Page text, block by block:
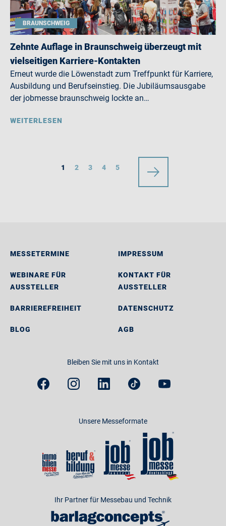
BRAUNSCHWEIG
Zehnte Auflage in Braunschweig überzeugt mit
vielseitigen Karriere-Kontakten
Erneut wurde die Löwenstadt zum Treffpunkt für Karriere,
Ausbildung und Berufseinstieg. Die Jubiläumsausgabe
der jobmesse braunschweig lockte an…
WEITERLESEN
1 2 3 4 5
MESSETERMINE
WEBINARE FÜR
AUSSTELLER
BARRIEREFREIHEIT
BLOG
IMPRESSUM
KONTAKT FÜR
AUSSTELLER
DATENSCHUTZ
AGB
Bleiben Sie mit uns in Kontakt
Unsere Messeformate
Ihr Partner für Messebau und Technik